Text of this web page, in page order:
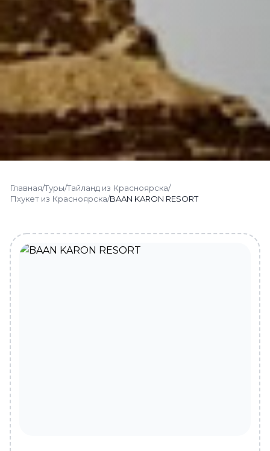
Главная/Туры/Тайланд из Красноярска/
Пхукет из Красноярска/BAAN KARON RESORT